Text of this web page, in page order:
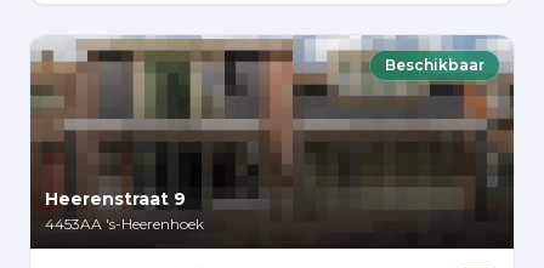
Beschikbaar
Heerenstraat 9
4453AA 's-Heerenhoek